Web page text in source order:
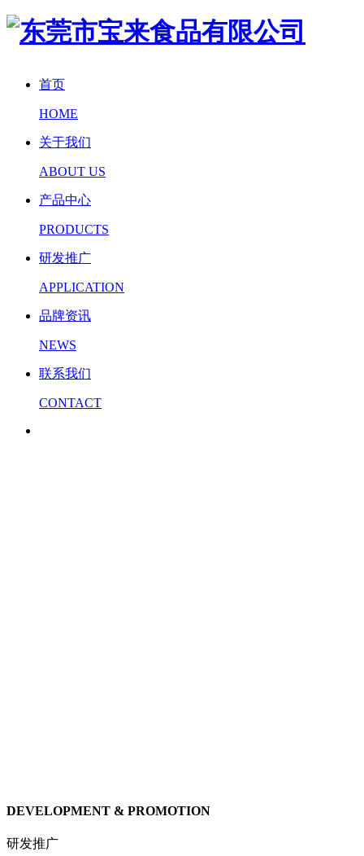
首页
HOME
关于我们
ABOUT US
产品中心
PRODUCTS
研发推广
APPLICATION
品牌资讯
NEWS
联系我们
CONTACT
DEVELOPMENT & PROMOTION
研发推广